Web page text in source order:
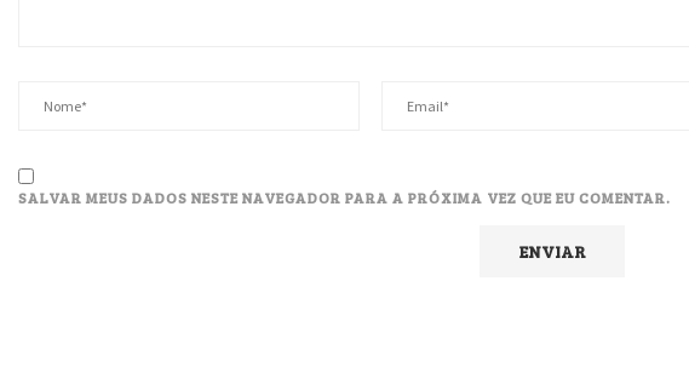
SALVAR MEUS DADOS NESTE NAVEGADOR PARA A PRÓXIMA VEZ QUE EU COMENTAR.